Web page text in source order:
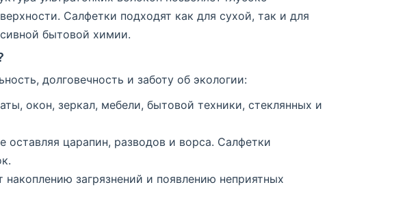
Салфетки подходят как для сухой, так и для
бытовой химии.
долговечность и заботу об экологии:
окон, зеркал, мебели, бытовой техники, стеклянных и
царапин, разводов и ворса. Салфетки
накоплению загрязнений и появлению неприятных